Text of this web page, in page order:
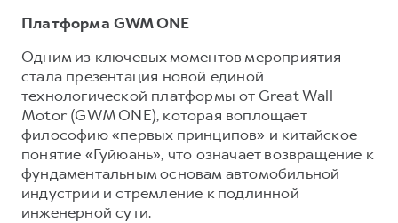
Платформа GWM ONE
Одним из ключевых моментов мероприятия
стала презентация новой единой
технологической платформы от Great Wall
Motor (GWM ONE), которая воплощает
философию «первых принципов» и китайское
понятие «Гуйюань», что означает возвращение к
фундаментальным основам автомобильной
индустрии и стремление к подлинной
инженерной сути.